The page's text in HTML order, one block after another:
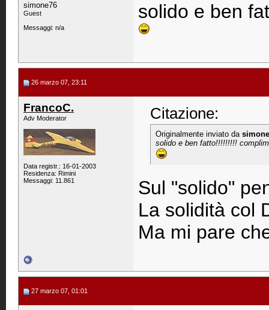
simone76
Guest
Messaggi: n/a
solido e ben
26 marzo 07, 23:11
FrancoC.
Adv Moderator
Data registr.: 16-01-2003
Residenza: Rimini
Messaggi: 11.861
Citazione:
Originalmente inviato da
solido e ben fatto!!!!!!!!!
Sul "solido"
La solidità col
Ma mi pare
27 marzo 07, 01:01